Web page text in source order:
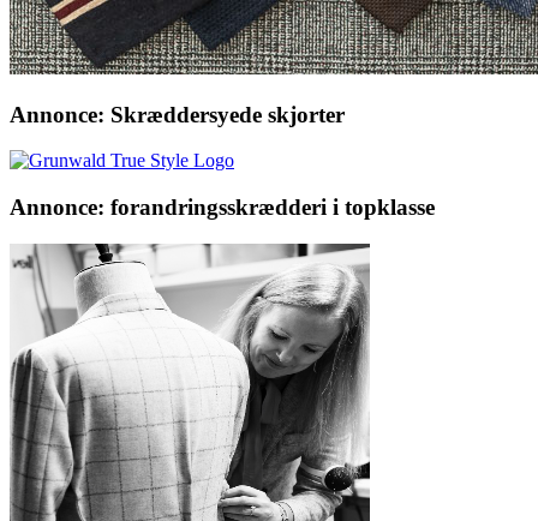
Annonce: Skræddersyede skjorter
Annonce: forandringsskrædderi i topklasse